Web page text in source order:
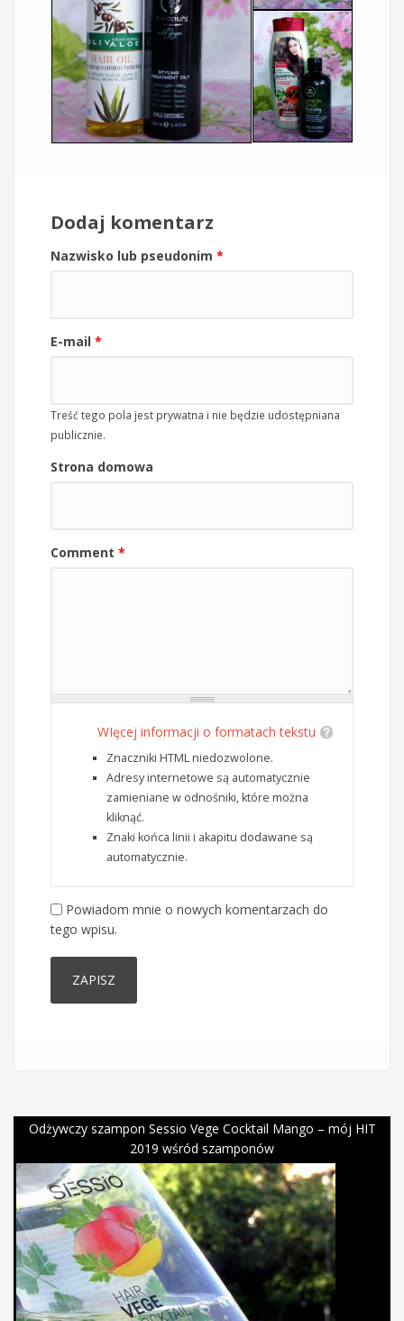
Dodaj komentarz
Nazwisko lub pseudonim *
E-mail *
Treść tego pola jest prywatna i nie będzie udostępniana
publicznie.
Strona domowa
Comment *
WIęcej informacji o formatach tekstu
Znaczniki HTML niedozwolone.
Adresy internetowe są automatycznie
zamieniane w odnośniki, które można
kliknąć.
Znaki końca linii i akapitu dodawane są
automatycznie.
Powiadom mnie o nowych komentarzach do
tego wpisu.
Odżywczy szampon Sessio Vege Cocktail Mango – mój HIT
2019 wśród szamponów